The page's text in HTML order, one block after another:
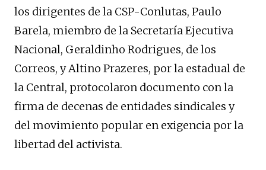
los dirigentes de la CSP-Conlutas, Paulo
Barela, miembro de la Secretaría Ejecutiva
Nacional, Geraldinho Rodrigues, de los
Correos, y Altino Prazeres, por la estadual de
la Central, protocolaron documento con la
firma de decenas de entidades sindicales y
del movimiento popular en exigencia por la
libertad del activista.